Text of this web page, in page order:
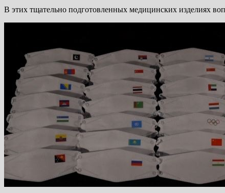
В этих тщательно подготовленных медицинских изделиях